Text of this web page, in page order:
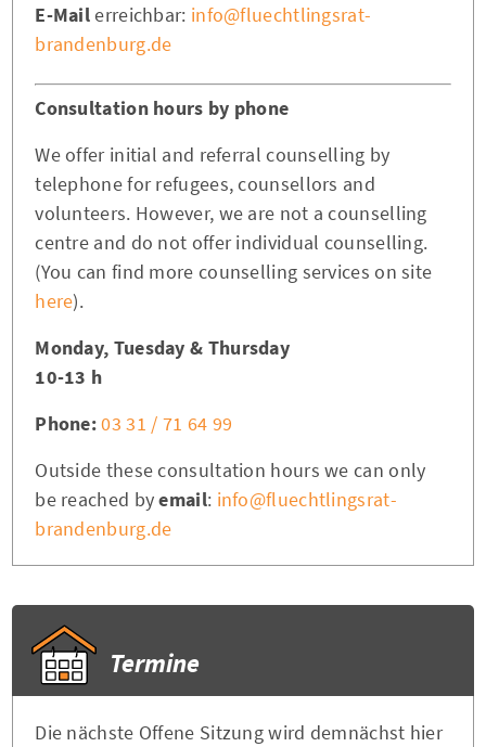
E-Mailerreichbar: info@fluechtlingsrat-
brandenburg.de
Consultation hours by phone
We offer initial and referral counselling by
telephone for refugees, counsellors and
volunteers. However, we are not a counselling
centre and do not offer individual counselling.
(You can find more counselling services on site
here).
Monday, Tuesday & Thursday
10-13 h
Phone:03 31 / 71 64 99
Outside these consultation hours we can only
be reached byemail: info@fluechtlingsrat-
brandenburg.de
Termine
Die nächste Offene Sitzung wird demnächst hier